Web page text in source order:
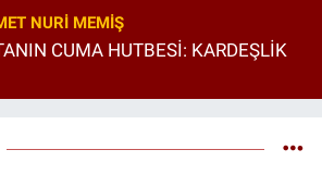
NURI MEMIŞ
CUMA HUTBESİ: KARDEŞLİK